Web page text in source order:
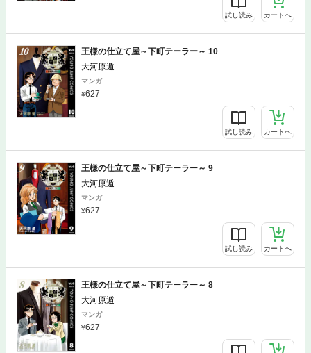
試し読み カートへ
王様の仕立て屋～下町テーラー～ 10
大河原遁
マンガ
627
試し読み カートへ
王様の仕立て屋～下町テーラー～ 9
大河原遁
マンガ
627
試し読み カートへ
王様の仕立て屋～下町テーラー～ 8
大河原遁
マンガ
627